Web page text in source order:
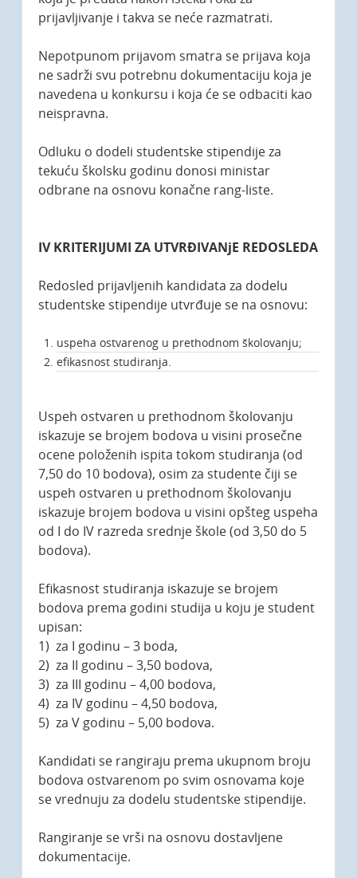
prijavljivanje i takva se neće razmatrati.
Nepotpunom prijavom smatra se prijava koja
ne sadrži svu potrebnu dokumentaciju koja je
navedena u konkursu i koja će se odbaciti kao
neispravna.
Odluku o dodeli studentske stipendije za
tekuću školsku godinu donosi ministar
odbrane na osnovu konačne rang-liste.
IV KRITERIJUMI ZA UTVRĐIVANjE REDOSLEDA
Redosled prijavljenih kandidata za dodelu
studentske stipendije utvrđuje se na osnovu:
uspeha ostvarenog u prethodnom školovanju;
efikasnost studiranja.
Uspeh ostvaren u prethodnom školovanju
iskazuje se brojem bodova u visini prosečne
ocene položenih ispita tokom studiranja (od
7,50 do 10 bodova), osim za studente čiji se
uspeh ostvaren u prethodnom školovanju
iskazuje brojem bodova u visini opšteg uspeha
od I do IV razreda srednje škole (od 3,50 do 5
bodova).
Efikasnost studiranja iskazuje se brojem
bodova prema godini studija u koju je student
upisan:
1) za I godinu – 3 boda,
2) za II godinu – 3,50 bodova,
3) za III godinu – 4,00 bodova,
4) za IV godinu – 4,50 bodova,
5) za V godinu – 5,00 bodova.
Kandidati se rangiraju prema ukupnom broju
bodova ostvarenom po svim osnovama koje
se vrednuju za dodelu studentske stipendije.
Rangiranje se vrši na osnovu dostavljene
dokumentacije.